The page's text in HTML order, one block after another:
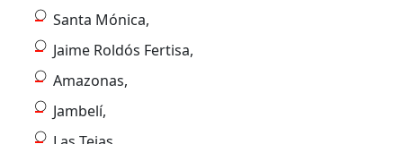
Santa Mónica,
Jaime Roldós Fertisa,
Amazonas,
Jambelí,